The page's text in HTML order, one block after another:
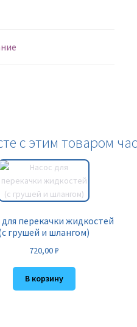
с этим товаром
для перекачки жидкостей
грушей и шлангом)
720,00₽
В корзину